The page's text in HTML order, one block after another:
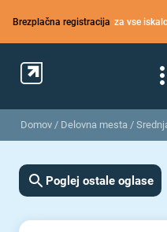
Brezplačna registracija za vse
Domov / Delovna mesta /
Poglej ostale oglase